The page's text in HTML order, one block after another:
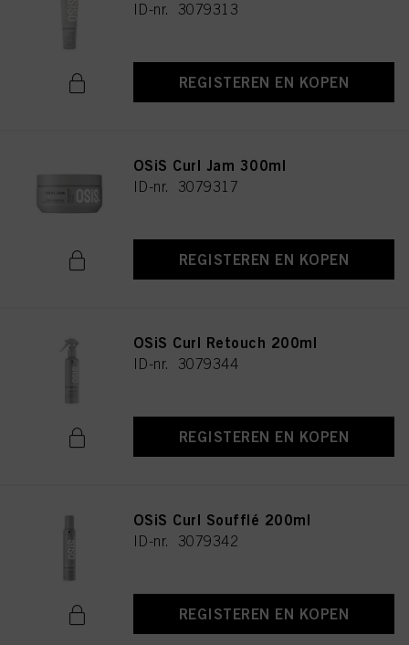
ID-nr. 3079313
REGISTEREN EN KOPEN
OSiS Curl Jam 300ml
ID-nr. 3079317
REGISTEREN EN KOPEN
OSiS Curl Retouch 200ml
ID-nr. 3079344
REGISTEREN EN KOPEN
OSiS Curl Soufflé 200ml
ID-nr. 3079342
REGISTEREN EN KOPEN